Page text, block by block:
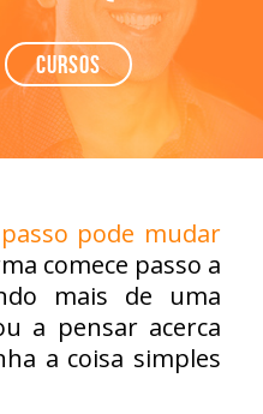
Cursos
pode mudar
comece passo a
mais de uma
a pensar acerca
a coisa simples